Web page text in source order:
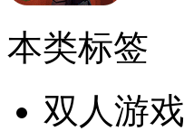
本类标签
双人游戏